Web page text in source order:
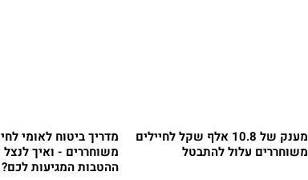
מענק של 10.8 אלף שקל לחיילים
משוחררים עלול להתבטל
מדריך ביטוח לאומי
משוחררים - ואיך
ההטבות המגיעות לכם?